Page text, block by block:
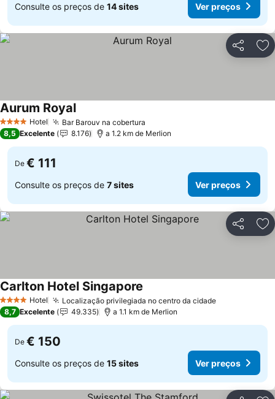
Consulte os preços de 14 sites Ver preços
Partilhar
4 EstrelasHotel Bar Barouv na cobertura
Aurum RoyalVer preços
8,5 Excelente 8.176 a 1.2 km de Merlion
De € 111
Consulte os preços de 7 sites Ver preços
Partilhar
4 EstrelasHotel Localização privilegiada no centro da cidadeVer preços
Carlton Hotel Singapore
8,7 Excelente 49.335 a 1.1 km de Merlion
De € 150
Consulte os preços de 15 sites Ver preços